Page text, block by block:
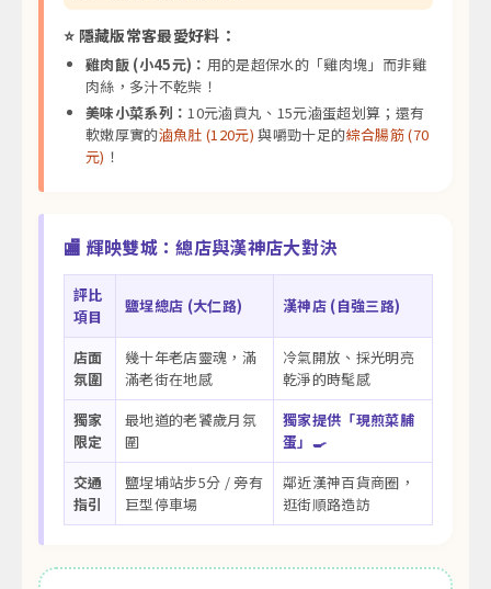
⭐ 隱藏版常客最愛好料：
雞肉飯 (小45元)： 用的是超保水的「雞肉塊」而非雞
肉絲，多汁不乾柴！
美味小菜系列：10元滷貢丸、15元滷蛋超划算；還有
軟嫩厚實的滷魚肚 (120元) 與嚼勁十足的綜合腸筋 (70
元) ！
🏬 輝映雙城：總店與漢神店大對決
評比
項目
鹽埕總店 (大仁路) 漢神店 (自強三路)
店面
氛圍
幾十年老店靈魂，滿
滿老街在地感
冷氣開放、採光明亮
乾淨的時髦感
獨家
限定
最地道的老饕歲月氛
圍
獨家提供「現煎菜脯
蛋」🍳
交通
指引
鹽埕埔站步5分 / 旁有
巨型停車場
鄰近漢神百貨商圈，
逛街順路造訪